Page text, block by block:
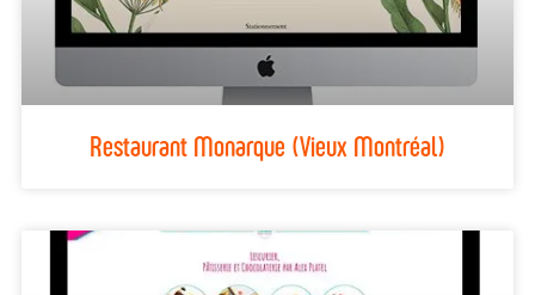
Restaurant Monarque (Vieux Montréal)